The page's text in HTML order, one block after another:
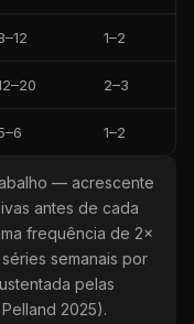
1–2
2–3
1–2
— acrescente
antes de cada
frequência de 2×
semanais por
pelas
2025).